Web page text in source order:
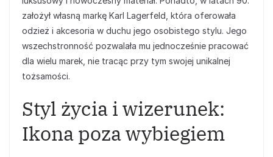
założył własną markę Karl Lagerfeld, która oferowała
odzież i akcesoria w duchu jego osobistego stylu. Jego
wszechstronność pozwalała mu jednocześnie pracować
dla wielu marek, nie tracąc przy tym swojej unikalnej
tożsamości.
Styl życia i wizerunek:
Ikona poza wybiegiem